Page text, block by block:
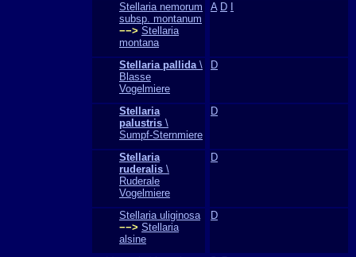
Stellaria nemorum
subsp. montanum
−−> Stellaria
montana
A D
Stellaria pallida\
Blasse
Vogelmiere
D
Stellaria
palustris \
Sumpf-Sternmiere
D
Stellaria
ruderalis \
Ruderale
Vogelmiere
D
Stellaria uliginosa
−−> Stellaria
alsine
D